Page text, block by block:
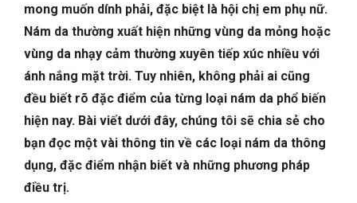
TAI – MŨI – HỌNG
TIÊU HÓA
DA LIỄU THẨM MỸ
NHA KHOA
mong muốn dính phải, đặc biệt là hội chị em phụ nữ.
Nám da thường xuất hiện những vùng da mỏng hoặc
vùng da nhạy cảm thường xuyên tiếp xúc nhiều với
ánh nắng mặt trời. Tuy nhiên, không phải ai cũng
đều biết rõ đặc điểm của từng loại nám da phổ biến
hiện nay. Bài viết dưới đây, chúng tôi sẽ chia sẻ cho
bạn đọc một vài thông tin về các loại nám da thông
dụng, đặc điểm nhận biết và những phương pháp
điều trị.